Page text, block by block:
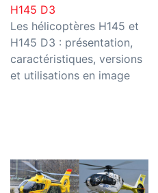
H145 D3
Les hélicoptères H145 et
H145 D3 : présentation,
caractéristiques, versions
et utilisations en image